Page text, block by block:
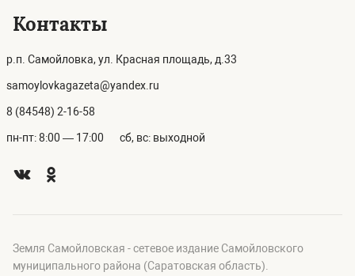
Контакты
р.п. Самойловка, ул. Красная площадь, д.33
samoylovkagazeta@yandex.ru
8 (84548) 2-16-58
пн-пт: 8:00 — 17:00 сб, вс: выходной
Земля Самойловская - сетевое издание Самойловского
муниципального района (Саратовская область).